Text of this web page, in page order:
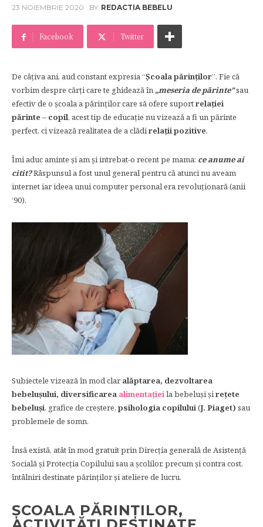
23 NOIEMBRIE 2020 BY REDACTIA BEBELU
Facebook Twitter
De câțiva ani, aud constant expresia “Școala părinților”. Fie că
vorbim despre cărți care te ghidează în „meseria de părinte”sau
efectiv de o școala a părinților care să ofere suportrelaţiei
părinte – copil, acest tip de educație nu vizează a fi un părinte
perfect, ci vizează realitatea de a clădirelații pozitive.
Îmi aduc aminte și am și intrebat-o recent pe mama: ce anume ai
citit?Râspunsul a fost unul general pentru că atunci nu aveam
internet iar ideea unui computer personal era revoluționară (anii
‘90).
Subiectele vizează în mod clar alăptarea, dezvoltarea
bebelușului, diversificarea alimentațieila bebeluși șirețete
bebeluși, grafice de creștere, psihologia copilului(J. Piaget) sau
problemele de somn.
Însă există, atât în mod gratuit prin Direcţia generală de Asistenţă
Socială şi Protecţia Copilului sau a școlilor, precum și contra cost,
întâlniri destinate părinţilor şi ateliere de lucru.
ȘCOALA PĂRINȚILOR,